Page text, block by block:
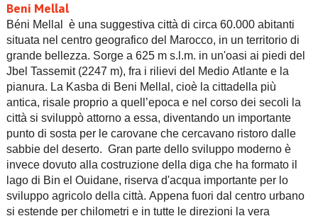
Beni Mellal
Béni Mellal è una suggestiva città di circa 60.000 abitanti
situata nel centro geografico del Marocco, in un territorio di
grande bellezza. Sorge a 625 m s.l.m. in un'oasi ai piedi del
Jbel Tassemit (2247 m), fra i rilievi del Medio Atlante e la
pianura. La Kasba di Beni Mellal, cioè la cittadella più
antica, risale proprio a quell’epoca e nel corso dei secoli la
città si sviluppò attorno a essa, diventando un importante
punto di sosta per le carovane che cercavano ristoro dalle
sabbie del deserto. Gran parte dello sviluppo moderno è
invece dovuto alla costruzione della diga che ha formato il
lago di Bin el Ouidane, riserva d'acqua importante per lo
sviluppo agricolo della città. Appena fuori dal centro urbano
si estende per chilometri e in tutte le direzioni la vera